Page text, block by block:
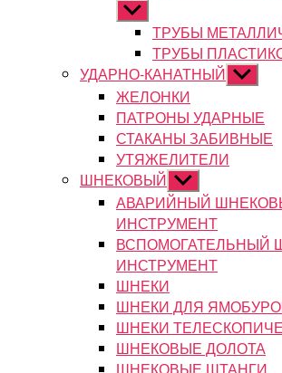
Показывать
подменюТРУБЫ
ТРУБЫ
УДАРНО-КАНАТНЫЙ
подменю
ЖЕЛОНКИ
ПАТРОНЫ УДАРНЫЕ
СТАКАНЫ ЗАБИВНЫЕ
УТЯЖЕЛИТЕЛИ
ШНЕКОВЫЙ Показывать
подменю
АВАРИЙНЫЙ
ИНСТРУМЕНТ
ВСПОМОГАТЕЛЬНЫЙ
ИНСТРУМЕНТ
ШНЕКИ
ШНЕКИ ДЛЯ
ШНЕКИ
ШНЕКОВЫЕ ДОЛОТА